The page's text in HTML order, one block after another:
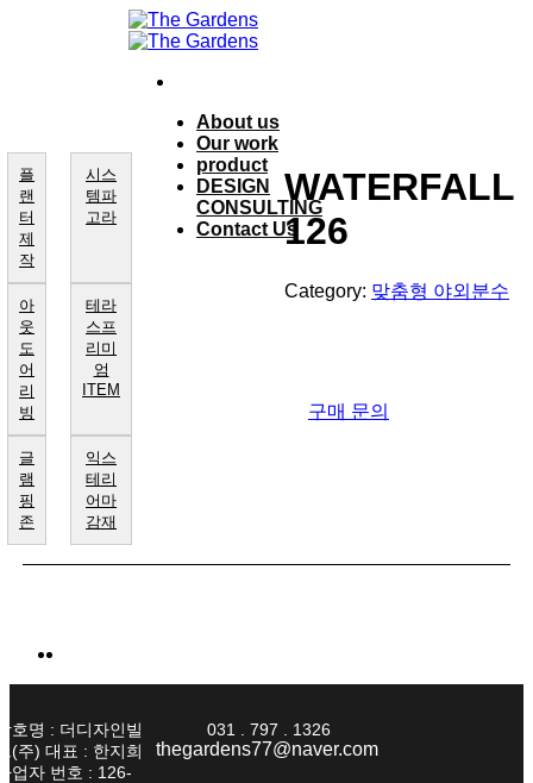
About us
Our work
product
DESIGN
CONSULTING
Contact Us
플
랜
터
제
작
시스
템파
고라
아
웃
도
어
리
빙
테라
스프
리미
엄
ITEM
글
램
핑
존
익스
테리
어마
감재
WATERFALL
126
Category: 맞춤형 야외분수
구매 문의
호명 : 더디자인빌
(주) 대표 : 한지희
업자 번호 : 126-
031 . 797 . 1326
thegardens77@naver.com